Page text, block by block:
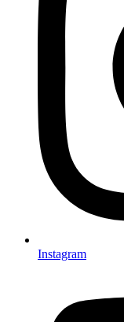
Instagram